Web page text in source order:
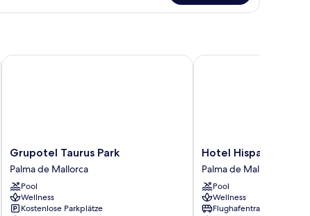
Grupotel
Taurus
Park
Palma
de
Mallorca
Grupotel Taurus Park
Palma de Mallorca
Pool
Wellness
Kostenlose Parkplätze
Grupotel Taurus Park
Hotel
Hispania
Palma
de
Mallorca
Hotel Hispania
Palma de Mallorca
Pool
Wellness
Flughafentransfer
Hotel Hispania